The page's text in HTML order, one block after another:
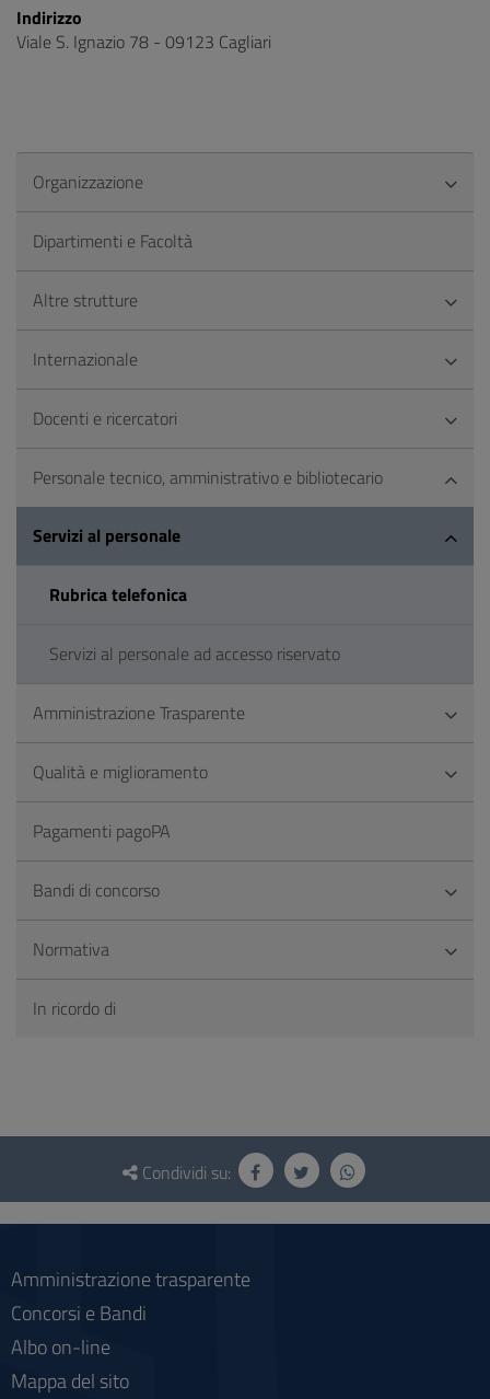
Indirizzo
Viale S. Ignazio 78 - 09123 Cagliari
Organizzazione
Dipartimenti e Facoltà
Altre strutture
Internazionale
Docenti e ricercatori
Personale tecnico, amministrativo e bibliotecario
Servizi al personale
Rubrica telefonica
Servizi al personale ad accesso riservato
Amministrazione Trasparente
Qualità e miglioramento
Pagamenti pagoPA
Bandi di concorso
Normativa
In ricordo di
Questionario
social
Condividi su:
Amministrazione trasparente
Concorsi e Bandi
Albo on-line
Mappa del sito